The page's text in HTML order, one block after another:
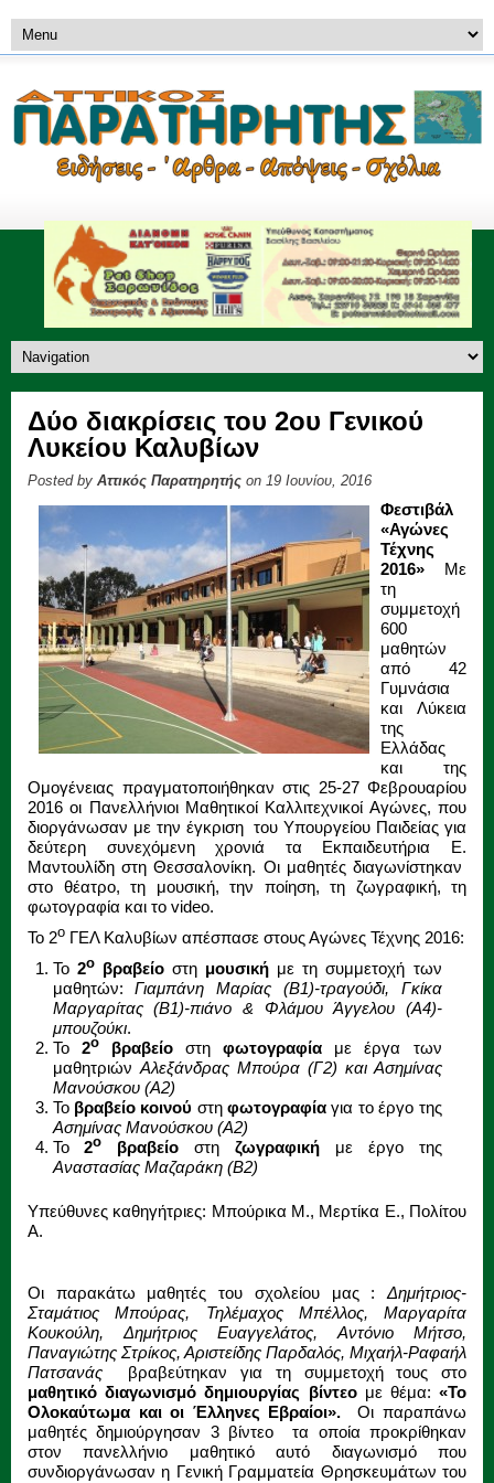
Δύο διακρίσεις του 2ου Γενικού
Λυκείου Καλυβίων
Posted by Αττικός Παρατηρητής on 19 Ιουνίου, 2016
Φεστιβάλ
«Αγώνες
Τέχνης
2016» Με
τη
συμμετοχή
600
μαθητών
από 42
Γυμνάσια
και Λύκεια
της
Ελλάδας
και της
Ομογένειας πραγματοποιήθηκαν στις 25-27 Φεβρουαρίου
2016 οι Πανελλήνιοι Μαθητικοί Καλλιτεχνικοί Αγώνες, που
διοργάνωσαν με την έγκριση του Υπουργείου Παιδείας για
δεύτερη συνεχόμενη χρονιά τα Εκπαιδευτήρια Ε.
Μαντουλίδη στη Θεσσαλονίκη. Οι μαθητές διαγωνίστηκαν
στο θέατρο, τη μουσική, την ποίηση, τη ζωγραφική, τη
φωτογραφία και το video.
Το 2ο ΓΕΛ Καλυβίων απέσπασε στους Αγώνες Τέχνης 2016:
Το 2οβραβείοστη μουσική με τη συμμετοχή των
μαθητών:Γιαμπάνη Μαρίας (Β1)-τραγούδι, Γκίκα
Μαργαρίτας (Β1)-πιάνο & Φλάμου Άγγελου (Α4)-
μπουζούκι.
Το 2οβραβείοστηφωτογραφία με έργα των
μαθητριών Αλεξάνδρας Μπούρα (Γ2) και Ασημίνας
Μανούσκου (Α2)
Το βραβείο κοινού στη φωτογραφία για το έργο της
Ασημίνας Μανούσκου (Α2)
Το2ο βραβείο στη ζωγραφικήμε έργο της
Αναστασίας Μαζαράκη (Β2)
Υπεύθυνες καθηγήτριες: Μπούρικα Μ., Μερτίκα Ε., Πολίτου
Α.
Οι παρακάτω μαθητές του σχολείου μας : Δημήτριος-
Σταμάτιος Μπούρας, Τηλέμαχος Μπέλλος, Μαργαρίτα
Κουκούλη, Δημήτριος Ευαγγελάτος, Αντόνιο Μήτσο,
Παναγιώτης Στρίκος, Αριστείδης Παρδαλός, Μιχαήλ-Ραφαήλ
Πατσανάς βραβεύτηκαν για τη συμμετοχή τους στο
μαθητικό διαγωνισμό δημιουργίας βίντεο με θέμα: «Το
Ολοκαύτωμα και οι Έλληνες Εβραίοι».Οι παραπάνω
μαθητές δημιούργησαν 3 βίντεο τα οποία προκρίθηκαν
στον πανελλήνιο μαθητικό αυτό διαγωνισμό που
συνδιοργάνωσαν η Γενική Γραμματεία Θρησκευμάτων του